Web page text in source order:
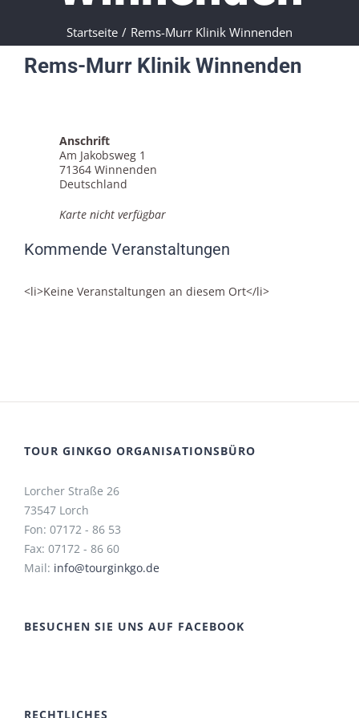
Startseite / Rems-Murr Klinik Winnenden
Rems-Murr Klinik Winnenden
Anschrift
Am Jakobsweg 1
71364 Winnenden
Deutschland
Karte nicht verfügbar
Kommende Veranstaltungen
<li>Keine Veranstaltungen an diesem Ort</li>
TOUR GINKGO ORGANISATIONSBÜRO
Lorcher Straße 26
73547 Lorch
Fon: 07172 - 86 53
Fax: 07172 - 86 60
Mail: info@tourginkgo.de
BESUCHEN SIE UNS AUF FACEBOOK
RECHTLICHES